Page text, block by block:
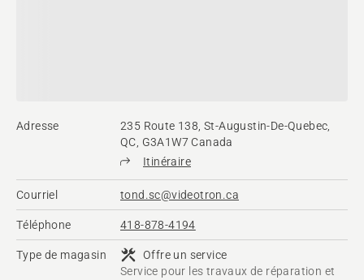
Adresse
235 Route 138, St-Augustin-De-Quebec,
QC, G3A1W7 Canada
Itinéraire
Courriel tond.sc@videotron.ca
Téléphone 418-878-4194
Type de magasin
Offre un service
Service pour les travaux de réparation et